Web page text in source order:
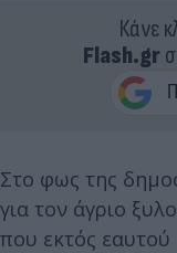
Κάνε
Flash.gr
Στο φως της
για τον άγριο
που εκτός εαυτού